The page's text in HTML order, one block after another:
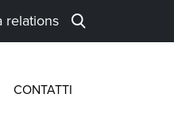
relations
CONTATTI